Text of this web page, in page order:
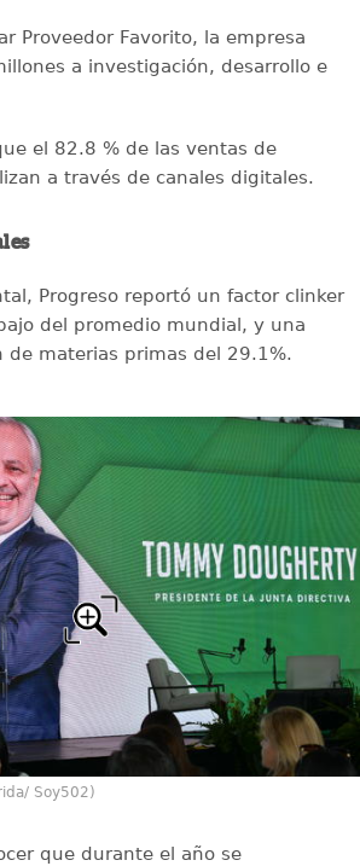
Proveedor Favorito, la empresa
a investigación, desarrollo e
el 82.8 % de las ventas de
a través de canales digitales.
Progreso reportó un factor clinker
del promedio mundial, y una
de materias primas del 29.1%.
Soy502)
que durante el año se